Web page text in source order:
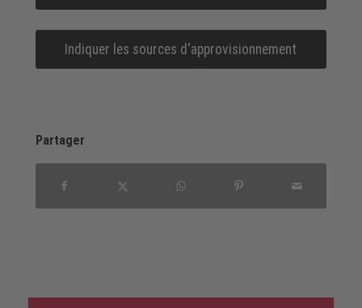
Indiquer les sources d‘approvisionnement
Partager